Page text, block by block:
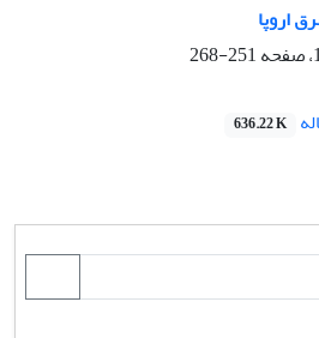
اروپا
251-268
636.22 K